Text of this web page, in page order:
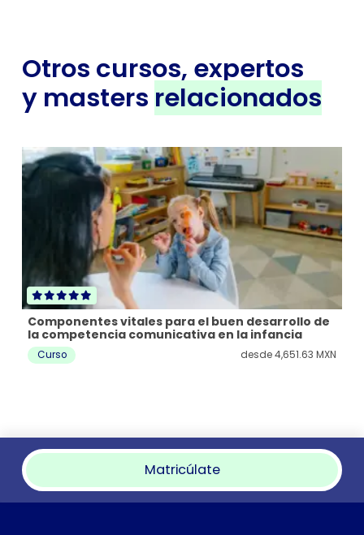
Otros cursos, expertos
y masters relacionados
Componentes vitales para el buen desarrollo de
la competencia comunicativa en la infancia
Curso desde4,651.63 MXN
Matricúlate